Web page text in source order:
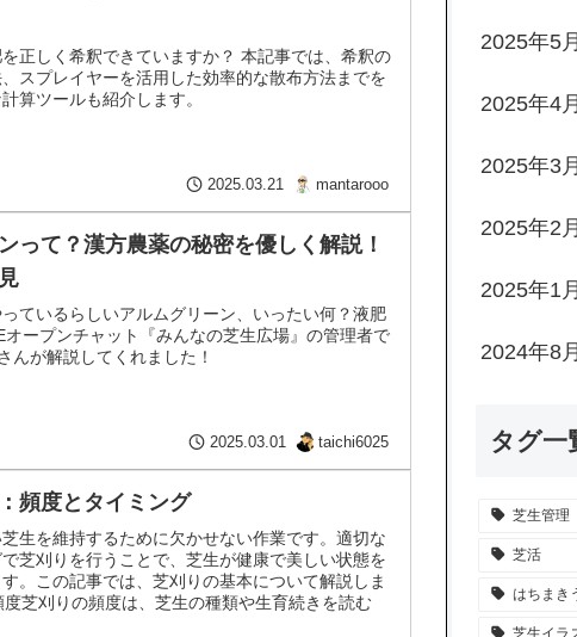
正しく希釈できていますか？ 本記事では、希釈の
スプレイヤーを活用した効率的な散布方法までを
算ツールも紹介します。
2025.03.21 mantarooo
って？漢方農薬の秘密を優しく解説！
ているらしいアルムグリーン、いったい何？液肥
オープンチャット『みんなの芝生広場』の管理者で
んが解説してくれました！
2025.03.01 taichi6025
頻度とタイミング
生を維持するために欠かせない作業です。適切な
芝刈りを行うことで、芝生が健康で美しい状態を
。この記事では、芝刈りの基本について解説しま
芝刈りの頻度は、芝生の種類や生育続きを読む
2025年5月
2025年4月
2025年3月
2025年2月
2025年1月
2024年8月
タグ一
芝生管理
芝活
はちまき
芝生イラ